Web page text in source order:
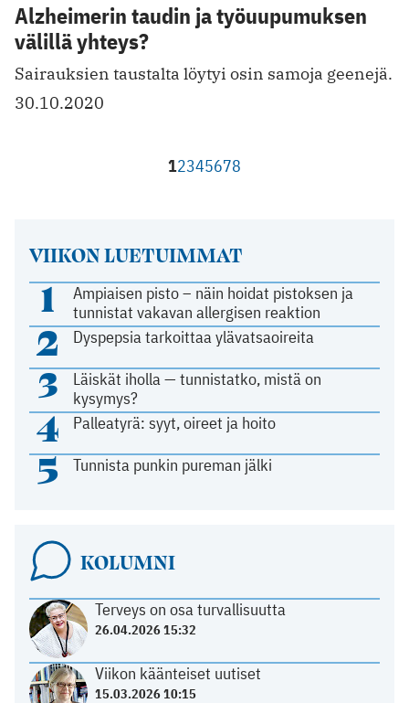
Alzheimerin taudin ja työuupumuksen
välillä yhteys?
Sairauksien taustalta löytyi osin samoja geenejä.
30.10.2020
12345678
VIIKON LUETUIMMAT
1
Ampiaisen pisto – näin hoidat pistoksen ja
tunnistat vakavan allergisen reaktion
2 Dyspepsia tarkoittaa ylävatsaoireita
3
Läiskät iholla — tunnistatko, mistä on
kysymys?
4 Palleatyrä: syyt, oireet ja hoito
5 Tunnista punkin pureman jälki
KOLUMNI
Terveys on osa turvallisuutta
26.04.2026 15:32
Viikon käänteiset uutiset
15.03.2026 10:15